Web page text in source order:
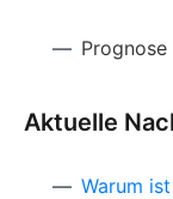
Aktuelle
Warum